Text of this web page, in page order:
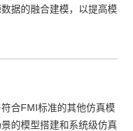
据的融合建模，以提高模
合FMI标准的其他仿真模
的模型搭建和系统级仿真